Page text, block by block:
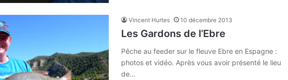
Vincent Hurtes 10 décembre 2013
Les Gardons de l’Ebre
Pêche au feeder sur le fleuve Ebre en Espagne :
photos et vidéo. Après vous avoir présenté le lieu
de…